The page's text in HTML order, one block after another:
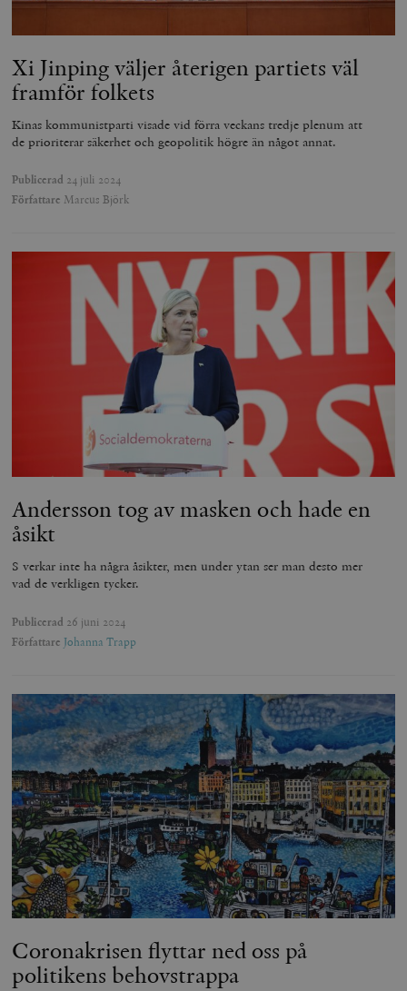
Xi Jinping väljer återigen partiets väl
framför folkets
Kinas kommunistparti visade vid förra veckans tredje plenum att
de prioriterar säkerhet och geopolitik högre än något annat.
Publicerad 24 juli 2024
Författare Marcus Björk
Andersson tog av masken och hade en
åsikt
S verkar inte ha några åsikter, men under ytan ser man desto mer
vad de verkligen tycker.
Publicerad 26 juni 2024
Författare Johanna Trapp
Coronakrisen flyttar ned oss på
politikens behovstrappa